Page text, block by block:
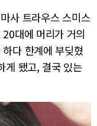
사 트라우스 스미스
대에 머리가 거의
다 한계에 부딪혔
게 됐고, 결국 있는